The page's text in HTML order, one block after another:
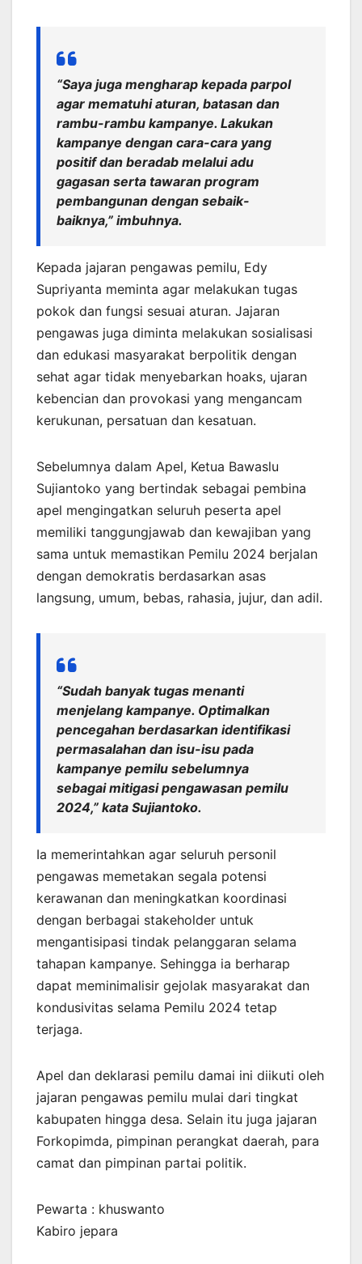
“Saya juga mengharap kepada parpol
agar mematuhi aturan, batasan dan
rambu-rambu kampanye. Lakukan
kampanye dengan cara-cara yang
positif dan beradab melalui adu
gagasan serta tawaran program
pembangunan dengan sebaik-
baiknya,” imbuhnya.
Kepada jajaran pengawas pemilu, Edy
Supriyanta meminta agar melakukan tugas
pokok dan fungsi sesuai aturan. Jajaran
pengawas juga diminta melakukan sosialisasi
dan edukasi masyarakat berpolitik dengan
sehat agar tidak menyebarkan hoaks, ujaran
kebencian dan provokasi yang mengancam
kerukunan, persatuan dan kesatuan.
Sebelumnya dalam Apel, Ketua Bawaslu
Sujiantoko yang bertindak sebagai pembina
apel mengingatkan seluruh peserta apel
memiliki tanggungjawab dan kewajiban yang
sama untuk memastikan Pemilu 2024 berjalan
dengan demokratis berdasarkan asas
langsung, umum, bebas, rahasia, jujur, dan adil.
“Sudah banyak tugas menanti
menjelang kampanye. Optimalkan
pencegahan berdasarkan identifikasi
permasalahan dan isu-isu pada
kampanye pemilu sebelumnya
sebagai mitigasi pengawasan pemilu
2024,” kata Sujiantoko.
Ia memerintahkan agar seluruh personil
pengawas memetakan segala potensi
kerawanan dan meningkatkan koordinasi
dengan berbagai stakeholder untuk
mengantisipasi tindak pelanggaran selama
tahapan kampanye. Sehingga ia berharap
dapat meminimalisir gejolak masyarakat dan
kondusivitas selama Pemilu 2024 tetap
terjaga.
Apel dan deklarasi pemilu damai ini diikuti oleh
jajaran pengawas pemilu mulai dari tingkat
kabupaten hingga desa. Selain itu juga jajaran
Forkopimda, pimpinan perangkat daerah, para
camat dan pimpinan partai politik.
Pewarta : khuswanto
Kabiro jepara